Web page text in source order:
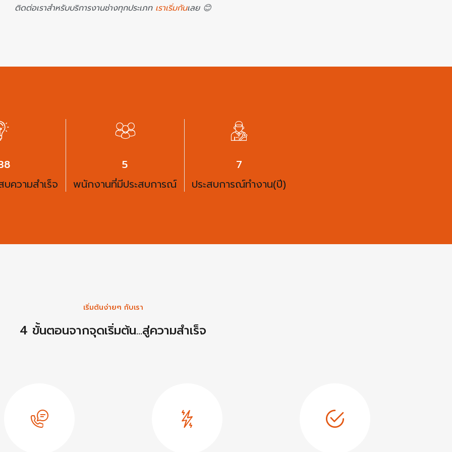
ติดต่อเราสำหรับบริการงานช่างทุกประเภท เราเริ่มกันเลย 😊
บความสำเร็จ
6
พนักงานที่มีประสบการณ์
10
ประสบการณ์ทำงาน(ปี)
เริ่มต้นง่ายๆ กับเรา
4 ขั้นตอนจากจุดเริ่มต้น...สู่ความสำเร็จ